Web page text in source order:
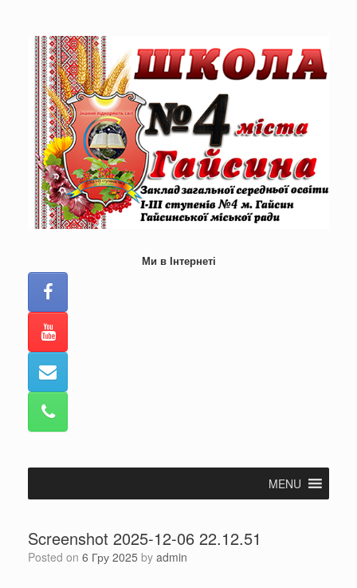
Ми в Інтернеті
MENU
Screenshot 2025-12-06 22.12.51
Posted on 6 Гру 2025 by admin